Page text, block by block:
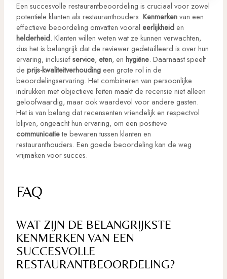
Een succesvolle restaurantbeoordeling is cruciaal voor zowel
potentiële klanten als restauranthouders. Kenmerkenvan een
effectieve beoordeling omvatten vooral eerlijkheiden
helderheid. Klanten willen weten wat ze kunnen verwachten,
dus het is belangrijk dat de reviewer gedetailleerd is over hun
ervaring, inclusiefservice, eten, en hygiëne. Daarnaast speelt
de prijs-kwaliteitverhoudingeen grote rol in de
beoordelingservaring. Het combineren van persoonlijke
indrukken met objectieve feiten maakt de recensie niet alleen
geloofwaardig, maar ook waardevol voor andere gasten.
Het is van belang dat recensenten vriendelijk en respectvol
blijven, ongeacht hun ervaring, om een positieve
communicatiete bewaren tussen klanten en
restauranthouders. Een goede beoordeling kan de weg
vrijmaken voor succes.
FAQ
WAT ZIJN DE BELANGRIJKSTE
KENMERKEN VAN EEN
SUCCESVOLLE
RESTAURANTBEOORDELING?